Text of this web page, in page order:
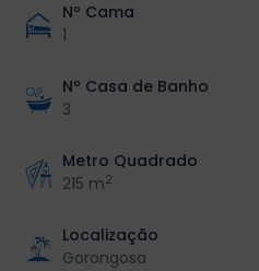
Nº Cama
1
Nº Casa de Banho
3
Metro Quadrado
215 m2
Localização
Gorongosa